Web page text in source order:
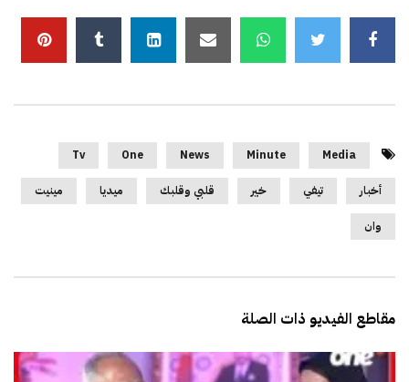
Media
Minute
News
One
Tv
أخبار تيفي خير قلبي وقلبك ميديا مينيت
وان
مقاطع الفيديو ذات الصلة